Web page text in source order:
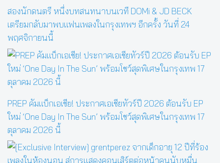
สองนักดนตรี หนึ่งบทสนทนาบนเวที DOMi & JD BECK
เตรียมกลับมาพบแฟนเพลงในกรุงเทพฯ อีกครั้ง วันที่ 24
พฤศจิกายนนี้
PREP คัมแบ็กเอเชีย! ประกาศเอเชียทัวร์ปี 2026 ต้อนรับ EP
ใหม่ ‘One Day In The Sun’ พร้อมโชว์สุดพิเศษในกรุงเทพ 17
ตุลาคม 2026 นี้